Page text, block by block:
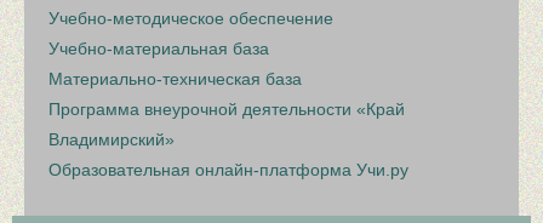
Учебно-методическое обеспечение
Учебно-материальная база
Материально-техническая база
Программа внеурочной деятельности «Край
Владимирский»
Образовательная онлайн-платформа Учи.ру